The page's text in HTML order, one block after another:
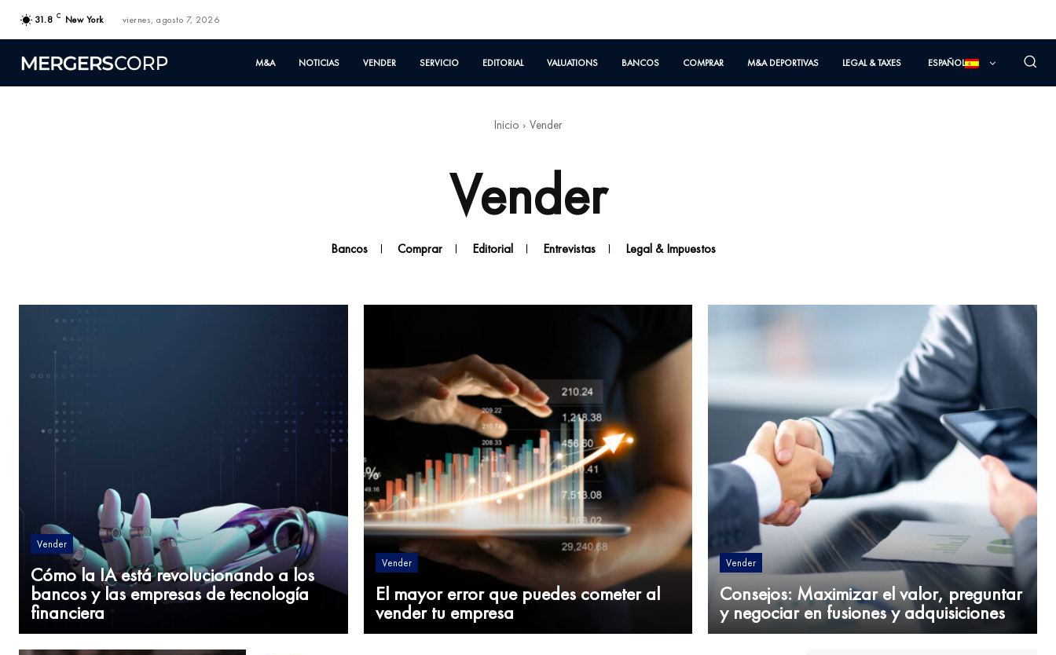
31.8 C New York viernes, agosto 7, 2026
M&A NOTICIAS VENDER SERVICIO EDITORIAL VALUATIONS BANCOS COMPRAR M&A DEPORTIVAS LEGAL & TAXES ESPAÑOL
Inicio Vender
Vender
Bancos Comprar Editorial Entrevistas Legal & Impuestos
Vender
Cómo la IA está revolucionando a los
bancos y las empresas de tecnología
financiera
Vender
El mayor error que puedes cometer al
vender tu empresa
Vender
Consejos: Maximizar el valor, preguntar
y negociar en fusiones y adquisiciones